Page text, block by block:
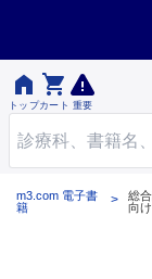

トップ

カート 重要
m3.com 電子書
籍
総
向